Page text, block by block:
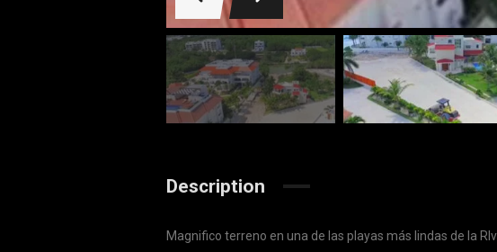
Description
Magnifico terreno en una de las playas más lindas de la